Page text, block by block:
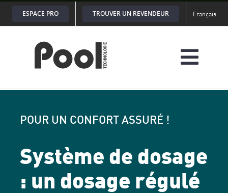
Passer
ESPACE PRO TROUVER UN REVENDEUR Français
POUR UN CONFORT ASSURÉ !
Système de dosage
: un dosage régulé